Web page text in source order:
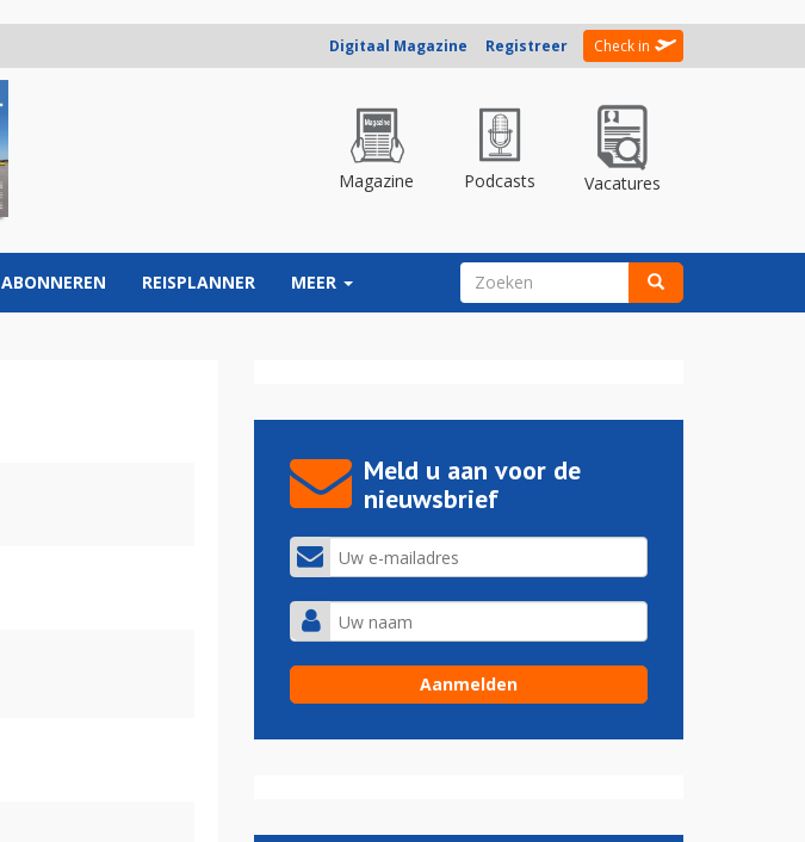
Digitaal Magazine Registreer Check in
Magazine Podcasts Vacatures
ABONNEREN REISPLANNER MEER ZOEKVELD
Meld u aan voor de
nieuwsbrief